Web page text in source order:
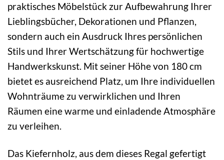
praktisches Möbelstück zur Aufbewahrung Ihrer
Lieblingsbücher, Dekorationen und Pflanzen,
sondern auch ein Ausdruck Ihres persönlichen
Stils und Ihrer Wertschätzung für hochwertige
Handwerkskunst. Mit seiner Höhe von 180 cm
bietet es ausreichend Platz, um Ihre individuellen
Wohnträume zu verwirklichen und Ihren
Räumen eine warme und einladende Atmosphäre
zu verleihen.
Das Kiefernholz, aus dem dieses Regal gefertigt